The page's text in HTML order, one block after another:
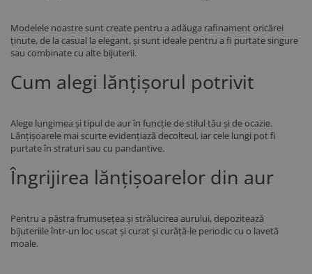
Modelele noastre sunt create pentru a adăuga rafinament oricărei
ținute, de la casual la elegant, și sunt ideale pentru a fi purtate singure
sau combinate cu alte bijuterii.
Cum alegi lănțișorul potrivit
Alege lungimea și tipul de aur în funcție de stilul tău și de ocazie.
Lănțișoarele mai scurte evidențiază decolteul, iar cele lungi pot fi
purtate în straturi sau cu pandantive.
Îngrijirea lănțișoarelor din aur
Pentru a păstra frumusețea și strălucirea aurului, depozitează
bijuteriile într-un loc uscat și curat și curăță-le periodic cu o lavetă
moale.